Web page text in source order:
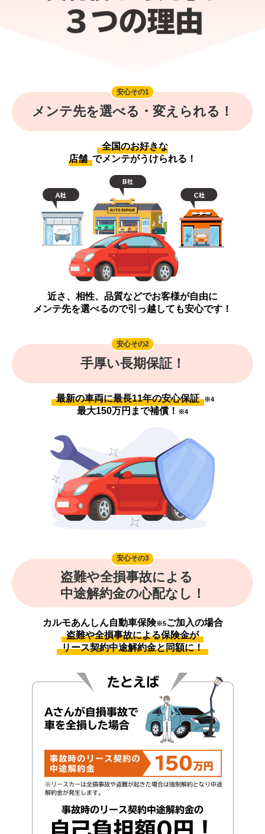
メンテ先を選べる・変えられる！
安心その1
全国のお好きな
店舗 でメンテがうけられる！
近さ、相性、品質などでお客様が自由に
メンテ先を選べるので引っ越しても安心です！
手厚い長期保証！
安心その2
最新の車両に最長11年の安心保証 ※4
最大150万円まで補償！ ※4
盗難や全損事故による
中途解約金の心配なし！
安心その3
カルモあんしん自動車保険※5ご加入の場合
盗難や全損事故による保険金が
リース契約中途解約金と同額に！